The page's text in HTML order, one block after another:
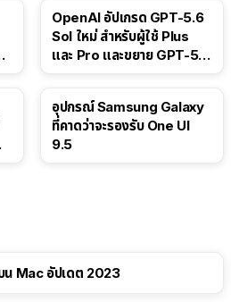
OpenAI อัปเกรด GPT-5.6
Sol ใหม่ สำหรับผู้ใช้ Plus
และ Pro และขยาย GPT-5.6
อุปกรณ์ Samsung Galaxy
ที่คาดว่าจะรองรับ One UI
9.5
Mac อัปเดต 2023